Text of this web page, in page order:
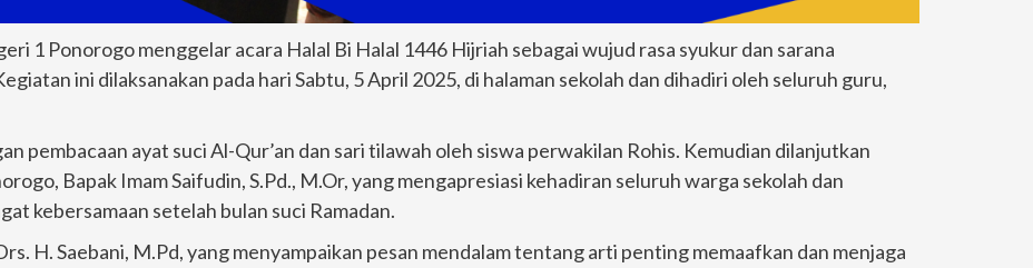
1 Ponorogo menggelar acara Halal Bi Halal 1446 Hijriah sebagai wujud rasa syukur dan sarana
ini dilaksanakan pada hari Sabtu, 5 April 2025, di halaman sekolah dan dihadiri oleh seluruh guru,
pembacaan ayat suci Al-Qur’an dan sari tilawah oleh siswa perwakilan Rohis. Kemudian dilanjutkan
Bapak Imam Saifudin, S.Pd., M.Or, yang mengapresiasi kehadiran seluruh warga sekolah dan
kebersamaan setelah bulan suci Ramadan.
H. Saebani, M.Pd, yang menyampaikan pesan mendalam tentang arti penting memaafkan dan menjaga